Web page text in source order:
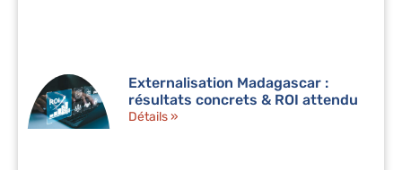
Externalisation Madagascar :
résultats concrets & ROI attendu
Détails »